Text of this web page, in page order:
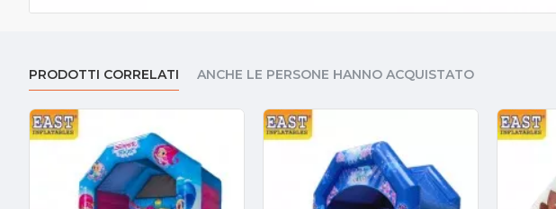
PRODOTTI CORRELATI ANCHE LE PERSONE HANNO ACQUISTATO